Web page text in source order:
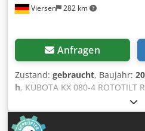
Viersen 282 km
Anfragen
Zustand: gebraucht, Baujahr:
h, KUBOTA KX 080-4
Baujahr 2016 *
Klimaanlage Dcjdpfxszpb Tuj
Schwenk-Ausleger * Radio *